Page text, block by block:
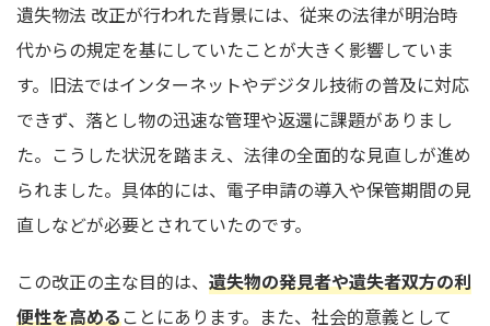
遺失物法 改正が行われた背景には、従来の法律が明治時
代からの規定を基にしていたことが大きく影響していま
す。旧法ではインターネットやデジタル技術の普及に対応
できず、落とし物の迅速な管理や返還に課題がありまし
た。こうした状況を踏まえ、法律の全面的な見直しが進め
られました。具体的には、電子申請の導入や保管期間の見
直しなどが必要とされていたのです。
この改正の主な目的は、 遺失物の発見者や遺失者双方の利
便性を高めることにあります。また、社会的意義として